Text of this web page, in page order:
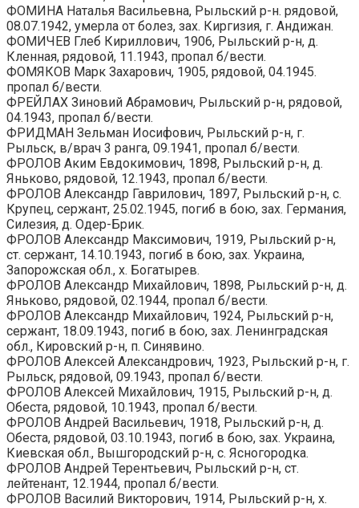
ФОМИНА Наталья Васильевна, Рыльский р-н. рядовой,
08.07.1942, умерла от болез, зах. Киргизия, г. Андижан.
ФОМИЧЕВ Глеб Кириллович, 1906, Рыльский р-н, д.
Кленная, рядовой, 11.1943, пропал б/вести.
ФОМЯКОВ Марк Захарович, 1905, рядовой, 04.1945.
пропал б/вести.
ФРЕЙЛАХ Зиновий Абрамович, Рыльский р-н, рядовой,
04.1943, пропал б/вести.
ФРИДМАН Зельман Иосифович, Рыльский р-н, г.
Рыльск, в/врач 3 ранга, 09.1941, пропал б/вести.
ФРОЛОВ Аким Евдокимович, 1898, Рыльский р-н, д.
Яньково, рядовой, 12.1943, пропал б/вести.
ФРОЛОВ Александр Гаврилович, 1897, Рыльский р-н, с.
Крупец, сержант, 25.02.1945, погиб в бою, зах. Германия,
Силезия, д. Одер-Брик.
ФРОЛОВ Александр Максимович, 1919, Рыльский р-н,
ст. сержант, 14.10.1943, погиб в бою, зах. Украина,
Запорожская обл., х. Богатырев.
ФРОЛОВ Александр Михайлович, 1898, Рыльский р-н, д.
Яньково, рядовой, 02.1944, пропал б/вести.
ФРОЛОВ Александр Михайлович, 1924, Рыльский р-н,
сержант, 18.09.1943, погиб в бою, зах. Ленинградская
обл., Кировский р-н, п. Синявино.
ФРОЛОВ Алексей Александрович, 1923, Рыльский р-н, г.
Рыльск, рядовой, 09.1943, пропал б/вести.
ФРОЛОВ Алексей Михайлович, 1915, Рыльский р-н, д.
Обеста, рядовой, 10.1943, пропал б/вести.
ФРОЛОВ Андрей Васильевич, 1918, Рыльский р-н, д.
Обеста, рядовой, 03.10.1943, погиб в бою, зах. Украина,
Киевская обл., Вышгородский р-н, с. Ясногородка.
ФРОЛОВ Андрей Терентьевич, Рыльский р-н, ст.
лейтенант, 12.1944, пропал б/вести.
ФРОЛОВ Василий Викторович, 1914, Рыльский р-н, х.